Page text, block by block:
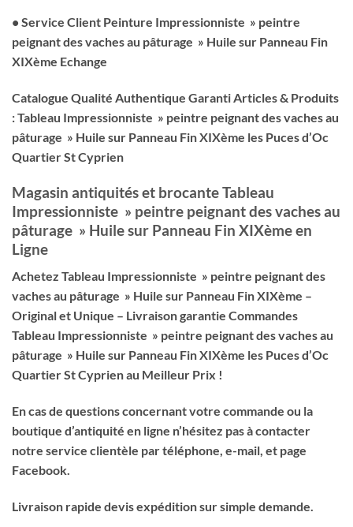
• Service Client Peinture Impressionniste » peintre
peignant des vaches au pâturage » Huile sur Panneau Fin
XIXème Echange
Catalogue Qualité Authentique Garanti Articles & Produits
: Tableau Impressionniste » peintre peignant des vaches au
pâturage » Huile sur Panneau Fin XIXème les Puces d’Oc
Quartier St Cyprien
Magasin antiquités et brocante Tableau
Impressionniste » peintre peignant des vaches au
pâturage » Huile sur Panneau Fin XIXème en
Ligne
Achetez Tableau Impressionniste » peintre peignant des
vaches au pâturage » Huile sur Panneau Fin XIXème –
Original et Unique – Livraison garantie Commandes
Tableau Impressionniste » peintre peignant des vaches au
pâturage » Huile sur Panneau Fin XIXème les Puces d’Oc
Quartier St Cyprien au Meilleur Prix !
En cas de questions concernant votre commande ou la
boutique d’antiquité en ligne n’hésitez pas à contacter
notre service clientèle par téléphone, e-mail, et page
Facebook.
Livraison rapide devis expédition sur simple demande.